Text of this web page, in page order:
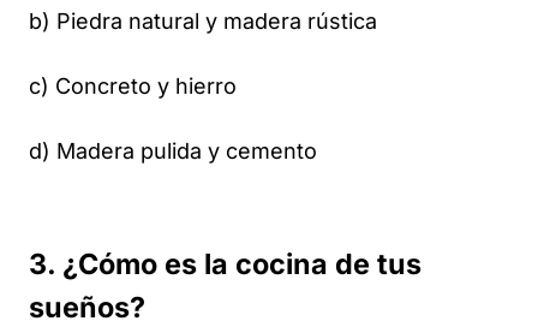
b) Piedra natural y madera rústica
c) Concreto y hierro
d) Madera pulida y cemento
3. ¿Cómo es la cocina de tus
sueños?